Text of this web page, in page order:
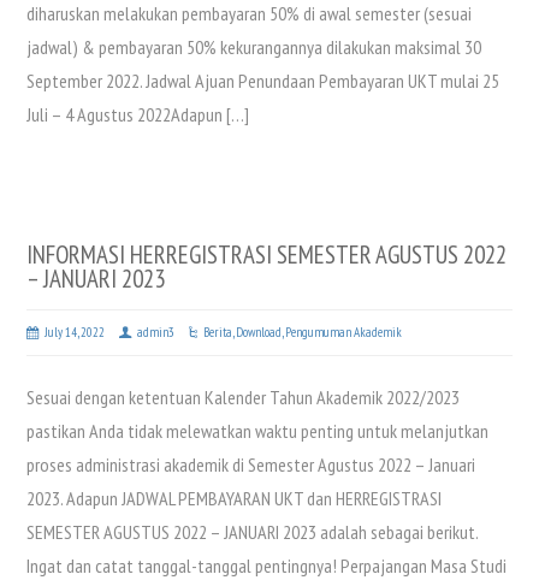
diharuskan melakukan pembayaran 50% di awal semester (sesuai
jadwal) & pembayaran 50% kekurangannya dilakukan maksimal 30
September 2022. Jadwal Ajuan Penundaan Pembayaran UKT mulai 25
Juli – 4 Agustus 2022Adapun […]
INFORMASI HERREGISTRASI SEMESTER AGUSTUS 2022
– JANUARI 2023
July 14, 2022 admin3 Berita,Download,Pengumuman Akademik
Sesuai dengan ketentuan Kalender Tahun Akademik 2022/2023
pastikan Anda tidak melewatkan waktu penting untuk melanjutkan
proses administrasi akademik di Semester Agustus 2022 – Januari
2023. Adapun JADWAL PEMBAYARAN UKT dan HERREGISTRASI
SEMESTER AGUSTUS 2022 – JANUARI 2023 adalah sebagai berikut.
Ingat dan catat tanggal-tanggal pentingnya! Perpajangan Masa Studi